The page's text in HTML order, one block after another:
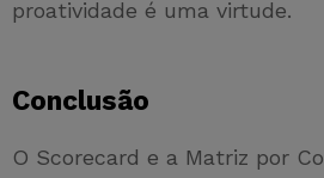
proatividade é uma virtude.
Conclusão
O Scorecard e a Matriz por